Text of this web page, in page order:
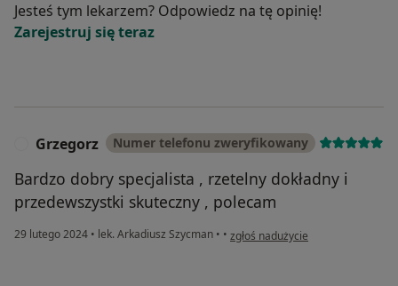
Jesteś tym lekarzem? Odpowiedz na tę opinię!
Zarejestruj się teraz
Grzegorz Numer telefonu zweryfikowany
Bardzo dobry specjalista , rzetelny dokładny i
przedewszystki skuteczny , polecam
29 lutego 2024 • lek. Arkadiusz Szycman • • w opinii użytkownika Grzegorz
zgłoś nadużycie